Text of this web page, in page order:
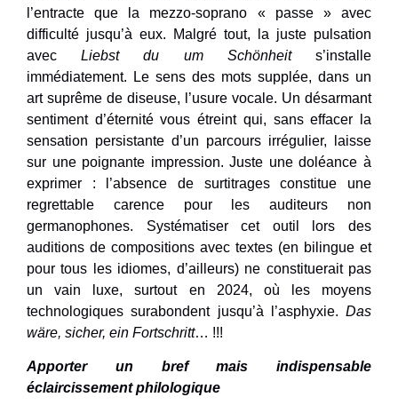
l’entracte que la mezzo-soprano « passe » avec
difficulté jusqu’à eux. Malgré tout, la juste pulsation
avecLiebst du um Schönheits’installe
immédiatement. Le sens des mots supplée, dans un
art suprême de diseuse, l’usure vocale. Un désarmant
sentiment d’éternité vous étreint qui, sans effacer la
sensation persistante d’un parcours irrégulier, laisse
sur une poignante impression. Juste une doléance à
exprimer : l’absence de surtitrages constitue une
regrettable carence pour les auditeurs non
germanophones. Systématiser cet outil lors des
auditions de compositions avec textes (en bilingue et
pour tous les idiomes, d’ailleurs) ne constituerait pas
un vain luxe, surtout en 2024, où les moyens
technologiques surabondent jusqu’à l’asphyxie. Das
wäre, sicher, ein Fortschritt… !!!
Apporter un bref mais indispensable
éclaircissement philologique